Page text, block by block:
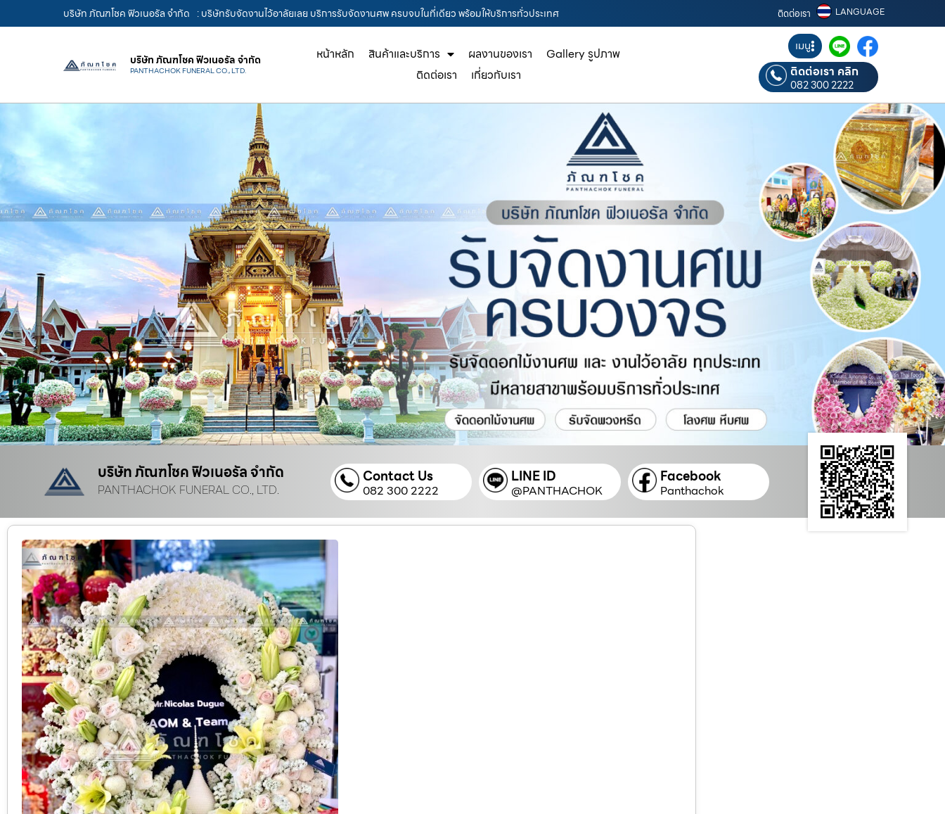
บริษัท ภัณฑโชค ฟิวเนอรัล จำกัด : บริษัทรับจัดงานไว้อาลัยเลย บริการรับจัดงานศพ ครบจบในที่เดียว พร้อมให้บริการทั่วประเทศ ติดต่อเรา LANGUAGE
บริษัท ภัณฑโชค ฟิวเนอรัล จำกัด
PANTHACHOK FUNERAL CO., LTD.
หน้าหลัก สินค้าและบริการ ผลงานของเรา
Gallery รูปภาพ
ติดต่อเรา
เกี่ยวกับเรา
เมนู
ติดต่อเรา คลิก
082 300 2222
บริษัท ภัณฑโชค ฟิวเนอรัล จำกัด
PANTHACHOK FUNERAL CO., LTD.
Contact Us
082 300 2222
LINE ID
@PANTHACHOK
Facebook
Panthachok